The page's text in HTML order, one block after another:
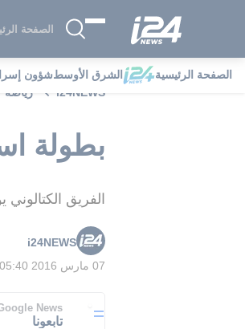
الصفحة
الصفحة الرئيسية الشرق الأوسطشؤون
i24NEWS
رياضة
بطولة
الفريق الكتالوني يواصل مسلسل
i24NEWS
07 مارس 2016 05:40 ص
News
تابعونا